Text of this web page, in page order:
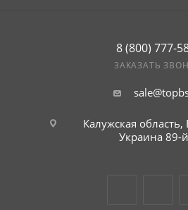
8 (800) 777-
ЗАКАЗАТЬ
Калужская
Украина 89-